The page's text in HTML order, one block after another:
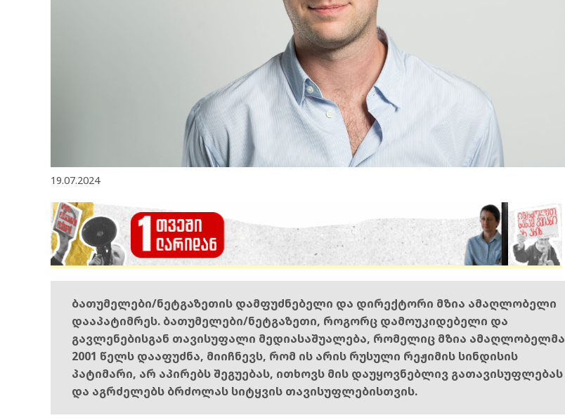
19.07.2024
ბათუმელები/ნეტგაზეთის დამფუძნებელი და დირექტორი მზია ამაღლობელი
დააპატიმრეს. ბათუმელები/ნეტგაზეთი, როგორც დამოუკიდებელი და
გავლენებისგან თავისუფალი მედიასაშუალება, რომელიც მზია ამაღლობელმა
2001 წელს დააფუძნა, მიიჩნევს, რომ ის არის რუსული რეჟიმის სინდისის
პატიმარი, არ აპირებს შეგუებას, ითხოვს მის დაუყოვნებლივ გათავისუფლებას
და აგრძელებს ბრძოლას სიტყვის თავისუფლებისთვის.